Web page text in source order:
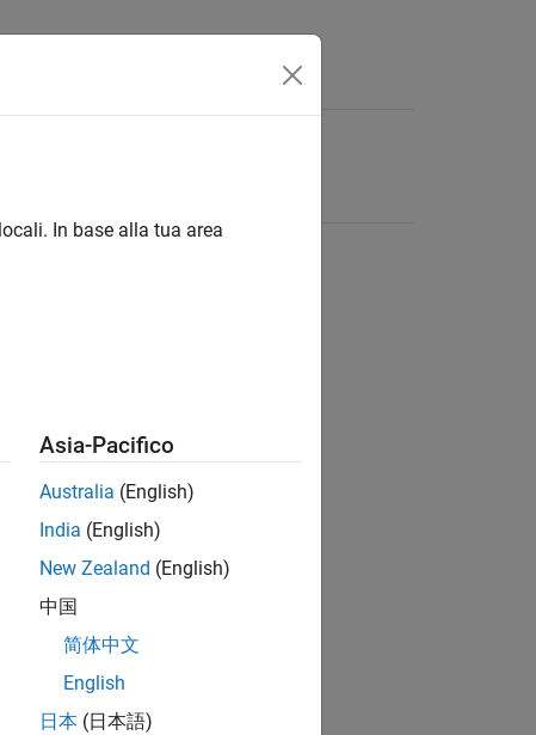
In base alla tua area
Asia-Pacifico
Australia (English)
India (English)
New Zealand (English)
中国
简体中文
English
日本 (日本語)